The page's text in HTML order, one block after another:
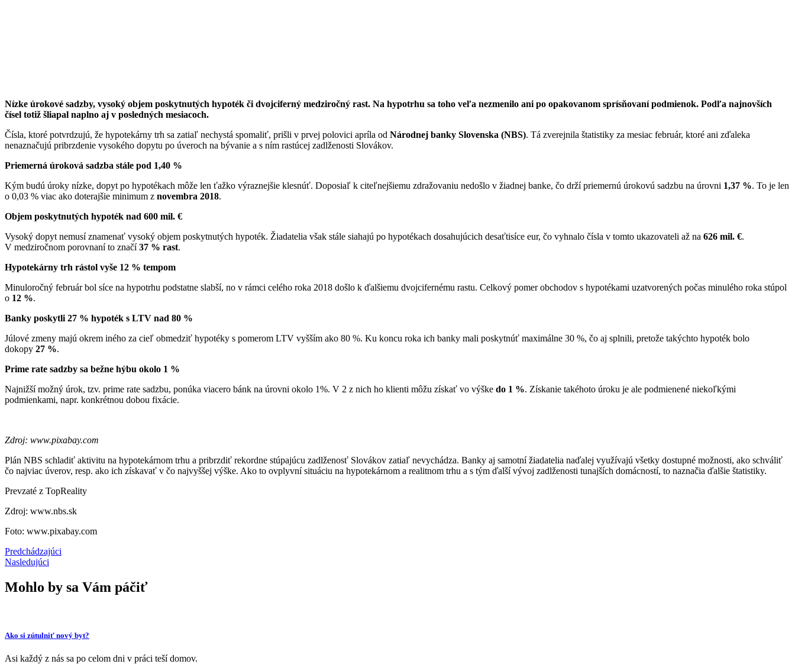
Nízke úrokové sadzby, vysoký objem poskytnutých hypoték či dvojciferný medziročný rast. Na hypotrhu sa toho veľa nezmenilo ani po opakovanom sprísňovaní podmienok. Podľa najnovších
čísel totiž šliapal naplno aj v posledných mesiacoch.
Čísla, ktoré potvrdzujú, že hypotekárny trh sa zatiaľ nechystá spomaliť, prišli v prvej polovici apríla od Národnej banky Slovenska (NBS). Tá zverejnila štatistiky za mesiac február, ktoré ani zďaleka
nenaznačujú pribrzdenie vysokého dopytu po úveroch na bývanie a s ním rastúcej zadlženosti Slovákov.
Priemerná úroková sadzba stále pod 1,40 %
Kým budú úroky nízke, dopyt po hypotékach môže len ťažko výraznejšie klesnúť. Doposiaľ k citeľnejšiemu zdražovaniu nedošlo v žiadnej banke, čo drží priemernú úrokovú sadzbu na úrovni 1,37 %. To je len
o 0,03 % viac ako doterajšie minimum z novembra 2018.
Objem poskytnutých hypoték nad 600 mil. €
Vysoký dopyt nemusí znamenať vysoký objem poskytnutých hypoték. Žiadatelia však stále siahajú po hypotékach dosahujúcich desaťtisíce eur, čo vyhnalo čísla v tomto ukazovateli až na 626 mil. €.
V medziročnom porovnaní to značí37 % rast.
Hypotekárny trh rástol vyše 12 % tempom
Minuloročný február bol síce na hypotrhu podstatne slabší, no v rámci celého roka 2018 došlo k ďalšiemu dvojcifernému rastu. Celkový pomer obchodov s hypotékami uzatvorených počas minulého roka stúpol
o 12 %.
Banky poskytli 27 % hypoték s LTV nad 80 %
Júlové zmeny majú okrem iného za cieľ obmedziť hypotéky s pomerom LTV vyšším ako 80 %. Ku koncu roka ich banky mali poskytnúť maximálne 30 %, čo aj splnili, pretože takýchto hypoték bolo
dokopy 27 %.
Prime rate sadzby sa bežne hýbu okolo 1 %
Najnižší možný úrok, tzv. prime rate sadzbu, ponúka viacero bánk na úrovni okolo 1%. V 2 z nich ho klienti môžu získať vo výške do 1 %. Získanie takéhoto úroku je ale podmienené niekoľkými
podmienkami, napr. konkrétnou dobou fixácie.
Zdroj: www.pixabay.com
Plán NBS schladiť aktivitu na hypotekárnom trhu a pribrzdiť rekordne stúpajúcu zadlženosť Slovákov zatiaľ nevychádza. Banky aj samotní žiadatelia naďalej využívajú všetky dostupné možnosti, ako schváliť
čo najviac úverov, resp. ako ich získavať v čo najvyššej výške. Ako to ovplyvní situáciu na hypotekárnom a realitnom trhu a s tým ďalší vývoj zadlženosti tunajších domácností, to naznačia ďalšie štatistiky.
Prevzaté z TopReality
Zdroj: www.nbs.sk
Foto: www.pixabay.com
Predchádzajúci
Nasledujúci
Mohlo by sa Vám páčiť
Ako si zútulniť nový byt?
Asi každý z nás sa po celom dni v práci teší domov.